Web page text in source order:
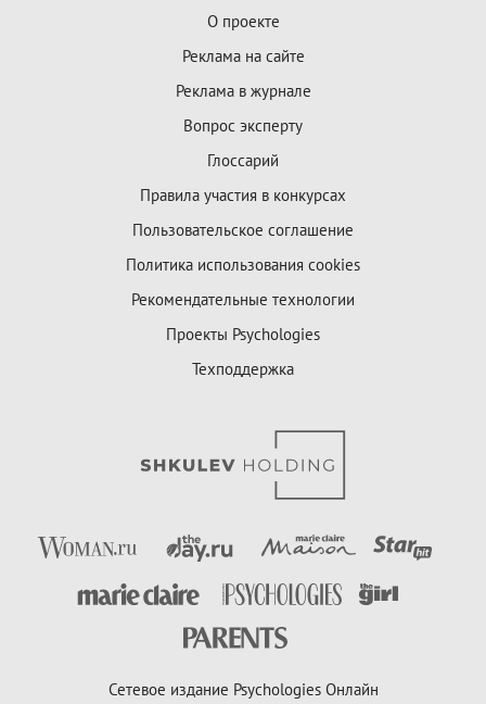
О проекте
Реклама на сайте
Реклама в журнале
Вопрос эксперту
Глоссарий
Правила участия в конкурсах
Пользовательское соглашение
Политика использования cookies
Рекомендательные технологии
Проекты Psychologies
Техподдержка
Сетевое издание Psychologies Онлайн